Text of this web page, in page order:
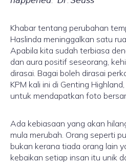
Khabar tentang perubahan
Haslinda meninggalkan satu
Apabila kita sudah terbiasa
dan aura positif seseorang,
dirasai. Bagai boleh dirasai
KPM kali ini di Genting
untuk mendapatkan foto
Ada kebiasaan yang akan
mula merubah. Orang seperti
bukan kerana tiada orang lain
kebaikan setiap insan itu unik